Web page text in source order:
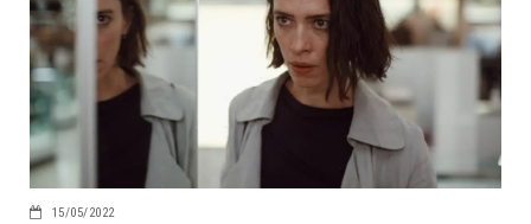
15/05/2022